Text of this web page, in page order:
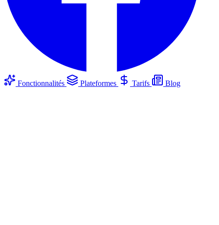
Fonctionnalités Plateformes Tarifs Blog